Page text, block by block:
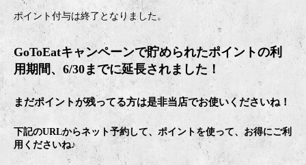
ポイント付与は終了となりました。
GoToEatキャンペーンで貯められたポイントの利
用期間、6/30までに延長されました！
まだポイントが残ってる方は是非当店でお使いくださいね！
下記のURLからネット予約して、ポイントを使って、お得にご利
用くださいね♪